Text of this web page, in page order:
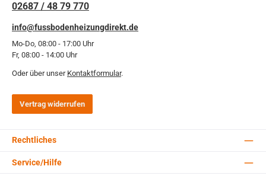
02687 / 48 79 770
info@fussbodenheizungdirekt.de
Mo-Do, 08:00 - 17:00 Uhr
Fr, 08:00 - 14:00 Uhr
Oder über unser Kontaktformular.
Vertrag widerrufen
Rechtliches
Service/Hilfe